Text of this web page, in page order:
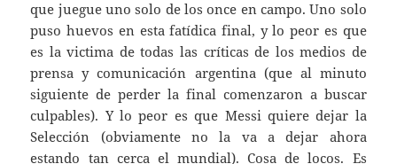
que juegue uno solo de los once en campo. Uno solo
puso huevos en esta fatídica final, y lo peor es que
es la victima de todas las críticas de los medios de
prensa y comunicación argentina (que al minuto
siguiente de perder la final comenzaron a buscar
culpables). Y lo peor es que Messi quiere dejar la
Selección (obviamente no la va a dejar ahora
estando tan cerca el mundial). Cosa de locos. Es